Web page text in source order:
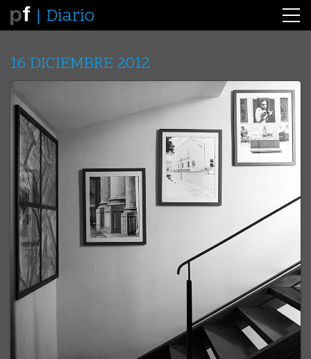
Diario
16 DICIEMBRE 2012